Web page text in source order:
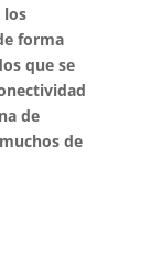
los
forma
que se
de
de